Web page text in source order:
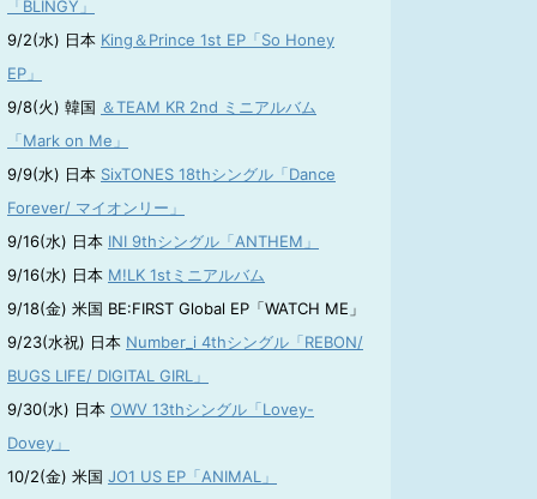
「BLINGY」
9/2(水) 日本 King＆Prince 1st EP「So Honey
EP」
9/8(火) 韓国 ＆TEAM KR 2nd ミニアルバム
「Mark on Me」
9/9(水) 日本 SixTONES 18thシングル「Dance
Forever/ マイオンリー」
9/16(水) 日本 INI 9thシングル「ANTHEM」
9/16(水) 日本 M!LK 1stミニアルバム
9/18(金) 米国 BE:FIRST Global EP「WATCH ME」
9/23(水祝) 日本 Number_i 4thシングル「REBON/
BUGS LIFE/ DIGITAL GIRL」
9/30(水) 日本 OWV 13thシングル「Lovey-
Dovey」
10/2(金) 米国 JO1 US EP「ANIMAL」